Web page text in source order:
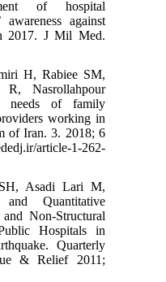
of hospital
awareness against
2017. J Mil Med.
H, Rabiee SM,
R, Nasrollahpour
needs of family
working in
of Iran. 3. 2018; 6
article-1-262-
SH, Asadi Lari M,
and Quantitative
and Non-Structural
Hospitals in
Quarterly
& Relief 2011;